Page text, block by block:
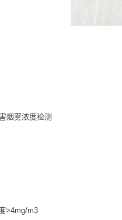
烟雾浓度检测
>4mg/m3